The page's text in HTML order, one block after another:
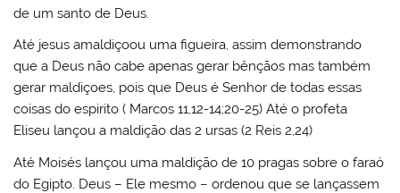
de um santo de Deus.
Até jesus amaldiçoou uma figueira, assim demonstrando
que a Deus não cabe apenas gerar bênçãos mas também
gerar maldiçoes, pois que Deus é Senhor de todas essas
coisas do espirito ( Marcos 11,12-14;20-25) Até o profeta
Eliseu lançou a maldição das 2 ursas (2 Reis 2,24)
Até Moisés lançou uma maldição de 10 pragas sobre o faraó
do Egipto. Deus – Ele mesmo – ordenou que se lançassem